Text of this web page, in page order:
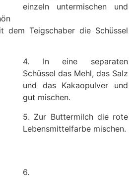
einzeln untermischen und
dem Teigschaber die Schüssel
4. In eine separaten
Schüssel das Mehl, das Salz
und das Kakaopulver und
gut mischen.
5. Zur Buttermilch die rote
Lebensmittelfarbe mischen.
6.